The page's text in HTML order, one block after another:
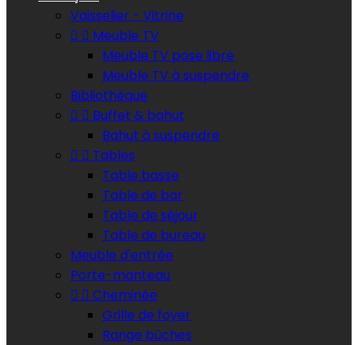
Vaisselier - Vitrine
  Meuble TV
Meuble TV pose libre
Meuble TV à suspendre
Bibliothèque
  Buffet & bahut
Bahut à suspendre
  Tables
Table basse
Table de bar
Table de séjour
Table de bureau
Meuble d'entrée
Porte-manteau
  Cheminée
Grille de foyer
Range bûches